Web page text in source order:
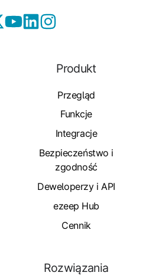
Produkt
Przegląd
Funkcje
Integracje
Bezpieczeństwo i
zgodność
Deweloperzy i API
ezeep Hub
Cennik
Rozwiązania